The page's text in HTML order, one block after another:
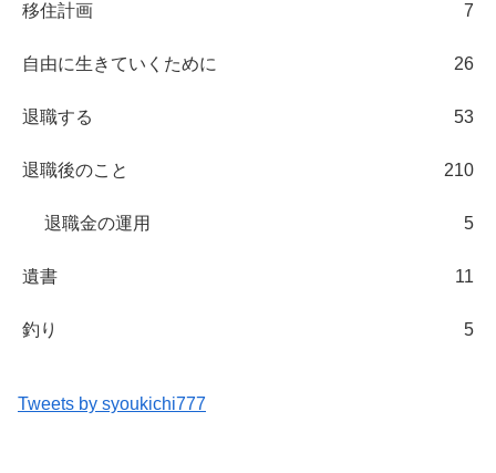
移住計画 7
自由に生きていくために 26
退職する 53
退職後のこと 210
退職金の運用 5
遺書 11
釣り 5
Tweets by syoukichi777